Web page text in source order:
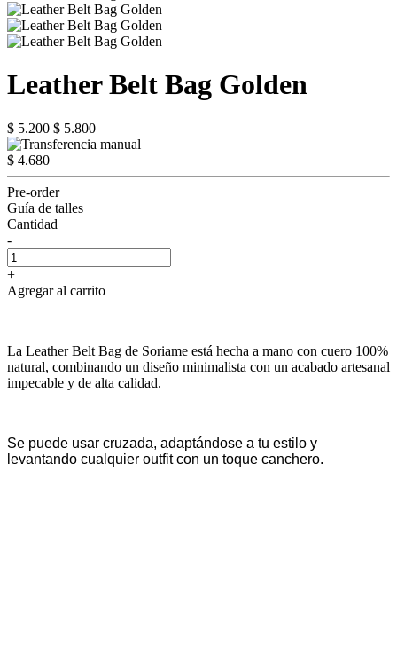
Leather Belt Bag Golden
$ 5.200 $ 5.800
$ 4.680
Pre-order
Guía de talles
Cantidad
-
+
Agregar al carrito
La Leather Belt Bag de Soriame está hecha a mano con cuero 100%
natural, combinando un diseño minimalista con un acabado artesanal
impecable y de alta calidad.
Se puede usar cruzada, adaptándose a tu estilo y
levantando cualquier outfit con un toque canchero.